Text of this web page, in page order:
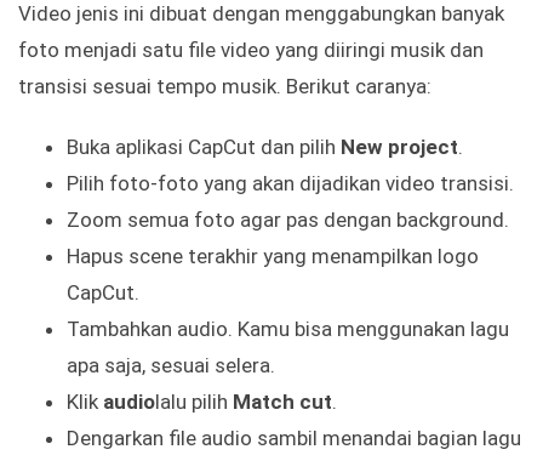
Video jenis ini dibuat dengan menggabungkan banyak
foto menjadi satu file video yang diiringi musik dan
transisi sesuai tempo musik. Berikut caranya:
Buka aplikasi CapCut dan pilih New project.
Pilih foto-foto yang akan dijadikan video transisi.
Zoom semua foto agar pas dengan background.
Hapus scene terakhir yang menampilkan logo
CapCut.
Tambahkan audio. Kamu bisa menggunakan lagu
apa saja, sesuai selera.
Klik audiolalu pilih Match cut.
Dengarkan file audio sambil menandai bagian lagu